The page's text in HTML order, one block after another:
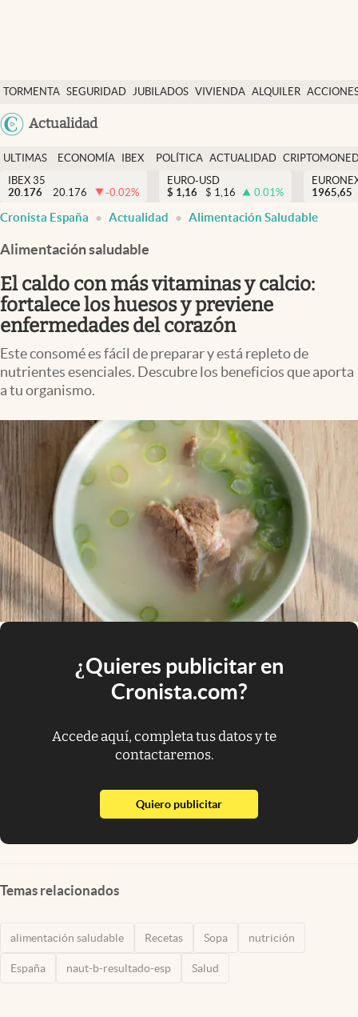
TORMENTA SEGURIDAD JUBILADOS VIVIENDA ALQUILER
USA
Colombia
Actualidad
Economía y finanzas
Política
Actualidad
Criptomonedas
España
ULTIMAS
NOTICIAS
ECONOMÍA
FINANZAS
IBEX
EURO
POLÍTICA ACTUALIDAD
IBEX 35
20.176
20.176 -0.02%
EURO-USD
$ 1,16 $ 1,16 0.01%
1965,65
Cronista España Actualidad Alimentación Saludable
Alimentación saludable
El caldo con más vitaminas y calcio:
fortalece los huesos y previene
enfermedades del corazón
Este consomé es fácil de preparar y está repleto de
nutrientes esenciales. Descubre los beneficios que aporta
a tu organismo.
¿Quieres publicitar en
Cronista.com?
Accede aquí, completa tus datos y te
contactaremos.
Quiero publicitarabre en nueva pestaña
Temas relacionados
alimentación saludable Recetas Sopa nutrición
España naut-b-resultado-esp Salud